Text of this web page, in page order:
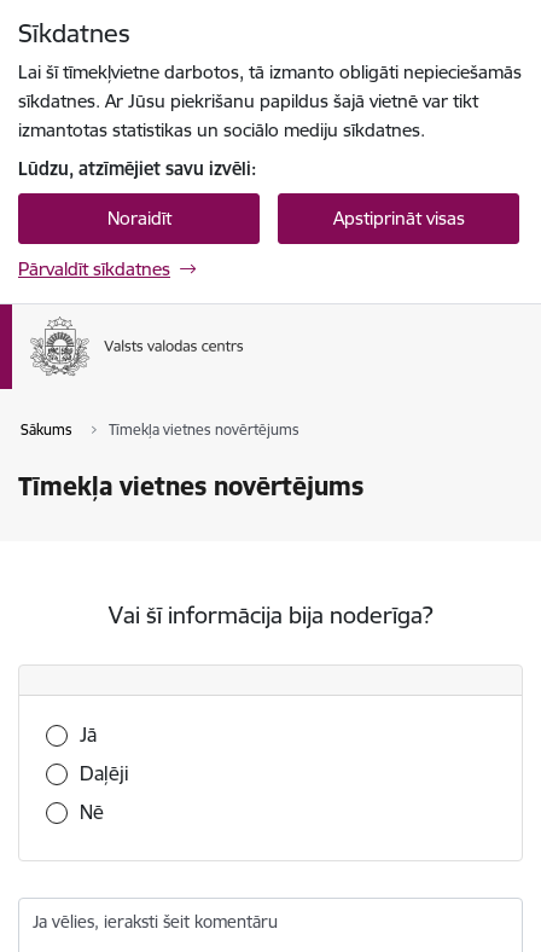
Sīkdatnes
Lai šī tīmekļvietne darbotos, tā izmanto obligāti nepieciešamās
sīkdatnes. Ar Jūsu piekrišanu papildus šajā vietnē var tikt
izmantotas statistikas un sociālo mediju sīkdatnes.
Lūdzu, atzīmējiet savu izvēli:
Noraidīt Apstiprināt visas
Pārvaldīt sīkdatnes
Sākums Tīmekļa vietnes novērtējums
Tīmekļa vietnes novērtējums
Vai šī informācija bija noderīga?
Vai šī informācija bija noderīga?
Jā
Daļēji
Nē
Ja vēlies, ieraksti šeit komentāru